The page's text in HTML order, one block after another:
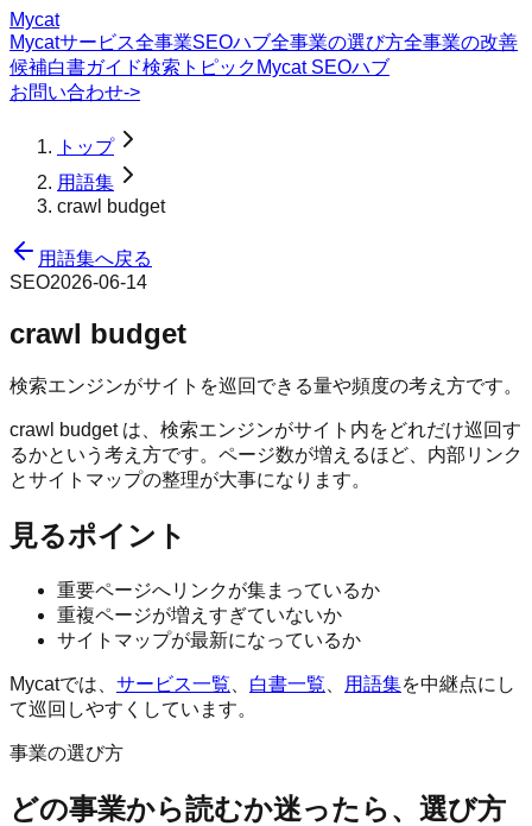
Mycat
Mycatサービス全事業SEOハブ全事業の選び方全事業の改善
候補白書ガイド検索トピック Mycat SEOハブ
お問い合わせ->
トップ
用語集
crawl budget
用語集へ戻る
SEO2026-06-14
crawl budget
検索エンジンがサイトを巡回できる量や頻度の考え方です。
crawl budget は、検索エンジンがサイト内をどれだけ巡回す
るかという考え方です。ページ数が増えるほど、内部リンク
とサイトマップの整理が大事になります。
見るポイント
重要ページへリンクが集まっているか
重複ページが増えすぎていないか
サイトマップが最新になっているか
Mycatでは、 サービス一覧 白書一覧 用語集を中継点にし
て巡回しやすくしています。
事業の選び方
どの事業から読むか迷ったら、選び方